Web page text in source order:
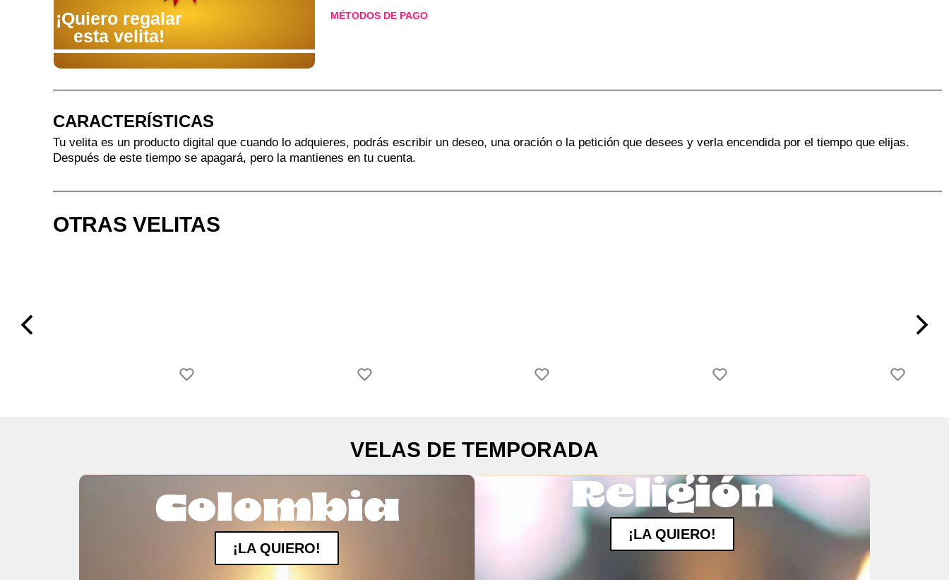
¡Quiero regalar
esta velita!
MÉTODOS DE PAGO
CARACTERÍSTICAS
Tu velita es un producto digital que cuando lo adquieres, podrás escribir un deseo, una oración o la petición que desees y verla encendida por el tiempo que elijas.
Después de este tiempo se apagará, pero la mantienes en tu cuenta.
OTRAS VELITAS
VELAS DE TEMPORADA
Colombia
¡LA QUIERO!
Religión
¡LA QUIERO!